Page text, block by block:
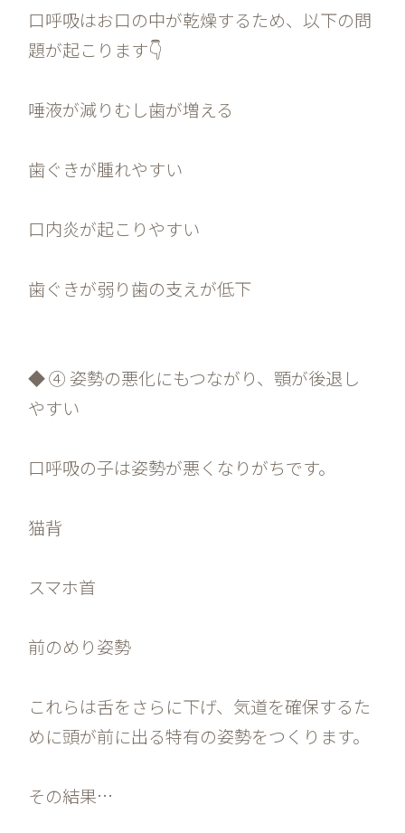
口呼吸はお口の中が乾燥するため、以下の問
題が起こります👇
唾液が減りむし歯が増える
歯ぐきが腫れやすい
口内炎が起こりやすい
歯ぐきが弱り歯の支えが低下
◆ ④ 姿勢の悪化にもつながり、顎が後退し
やすい
口呼吸の子は姿勢が悪くなりがちです。
猫背
スマホ首
前のめり姿勢
これらは舌をさらに下げ、気道を確保するた
めに頭が前に出る特有の姿勢をつくります。
その結果…